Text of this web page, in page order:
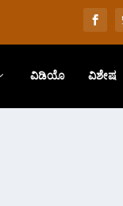
ವಿಡಿಯೊ ವಿಶೇಷ